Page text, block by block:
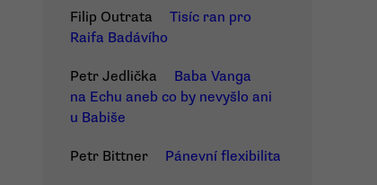
Filip Outrata
Tisíc ran pro
Raifa Badávího
Petr Jedlička
Baba Vanga
na Echu aneb co by nevyšlo ani
u Babiše
Petr Bittner Pánevní flexibilita